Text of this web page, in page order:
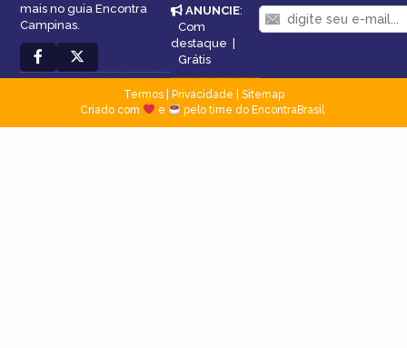
mais no guia Encontra
Campinas.
ANUNCIE:
Com
destaque |
Grátis
Termos| Privacidade
Sitemap
Criado com
e pelo time do EncontraBrasil